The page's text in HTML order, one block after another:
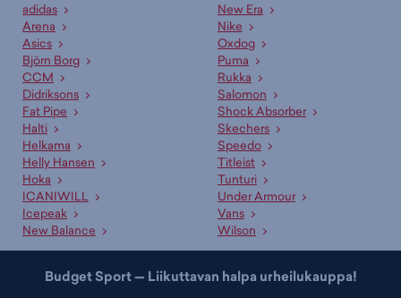
adidas
Arena
Asics
Björn Borg
CCM
Didriksons
Fat Pipe
Halti
Helkama
Helly Hansen
Hoka
ICANIWILL
Icepeak
New Balance
New Era
Nike
Oxdog
Puma
Rukka
Salomon
Shock Absorber
Skechers
Speedo
Titleist
Tunturi
Under Armour
Vans
Wilson
Budget Sport — Liikuttavan halpa urheilukauppa!